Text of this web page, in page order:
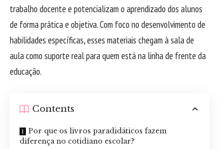
trabalho docente e potencializam o aprendizado dos alunos
de forma prática e objetiva. Com foco no desenvolvimento de
habilidades específicas, esses materiais chegam à sala de
aula como suporte real para quem está na linha de frente da
educação.
Contents
Por que os livros paradidáticos fazem
diferença no cotidiano escolar?